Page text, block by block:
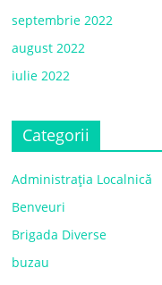
septembrie 2022
august 2022
iulie 2022
Categorii
Administrația Localnică
Benveuri
Brigada Diverse
buzau